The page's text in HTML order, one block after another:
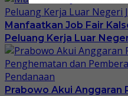
Manfaatkan Job Fair
Peluang Kerja Luar
Prabowo Akui Anggaran